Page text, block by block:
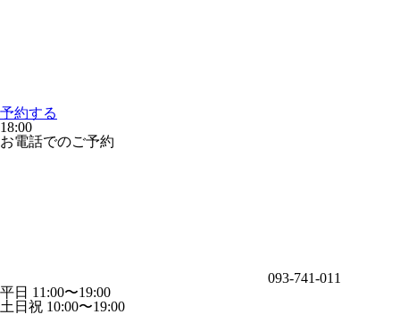
予約する
18:00
お電話でのご予約
093-741-011
平日 11:00〜19:00
土日祝 10:00〜19:00